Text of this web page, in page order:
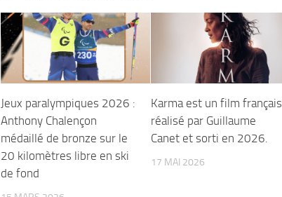
Jeux paralympiques 2026 :
Anthony Chalençon
médaillé de bronze sur le
20 kilomètres libre en ski
de fond
Karma est un film français
réalisé par Guillaume
Canet et sorti en 2026.
17 MAI 2026